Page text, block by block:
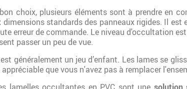
choix, plusieurs éléments sont à prendre en
dimensions standards des panneaux rigides. Il
erreur de commande. Le niveau d'occultation
passer un peu de vue.
généralement un jeu d’enfant. Les lames se
que vous n'avez pas à remplacer